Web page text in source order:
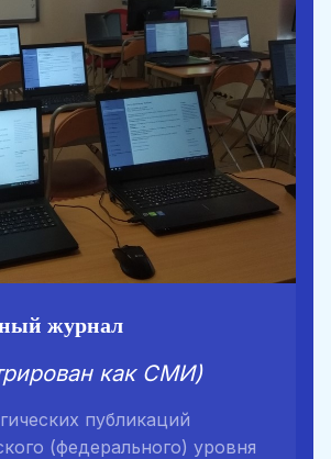
журнал
как СМИ)
публикаций
(федерального) уровня